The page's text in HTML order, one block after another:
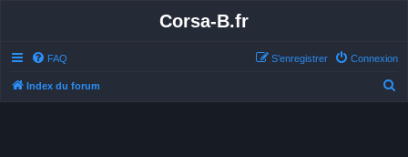
Corsa-B.fr
FAQ Connexion
S’enregistrer
Index du forum